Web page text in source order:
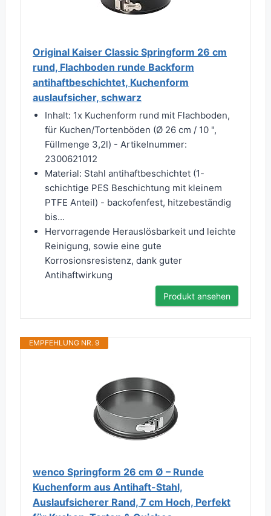
Original Kaiser Classic Springform 26 cm
rund, Flachboden runde Backform
antihaftbeschichtet, Kuchenform
auslaufsicher, schwarz
Inhalt: 1x Kuchenform rund mit Flachboden,
für Kuchen/Tortenböden (Ø 26 cm / 10 ",
Füllmenge 3,2l) - Artikelnummer:
2300621012
Material: Stahl antihaftbeschichtet (1-
schichtige PES Beschichtung mit kleinem
PTFE Anteil) - backofenfest, hitzebeständig
bis...
Hervorragende Herauslösbarkeit und leichte
Reinigung, sowie eine gute
Korrosionsresistenz, dank guter
Antihaftwirkung
Produkt ansehen
EMPFEHLUNG NR. 9
wenco Springform 26 cm Ø – Runde
Kuchenform aus Antihaft-Stahl,
Auslaufsicherer Rand, 7 cm Hoch, Perfekt